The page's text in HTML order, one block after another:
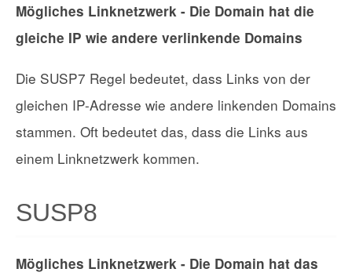
Mögliches Linknetzwerk - Die Domain hat die
gleiche IP wie andere verlinkende Domains
Die SUSP7 Regel bedeutet, dass Links von der
gleichen IP-Adresse wie andere linkenden Domains
stammen. Oft bedeutet das, dass die Links aus
einem Linknetzwerk kommen.
SUSP8
Mögliches Linknetzwerk - Die Domain hat das